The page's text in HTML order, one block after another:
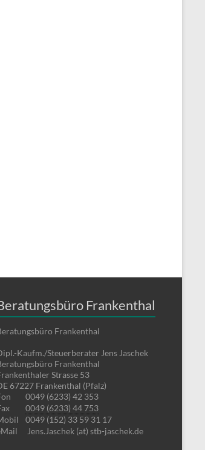
Frankenthal
Frankenthal
Kaufm./Steuerberater Jens Jaschek
Frankenthal
Strasse 53
67227 Frankenthal (Pfalz)
0049 (6233) 42 353
0049 (6233) 44 753
0049 (152) 33 59 31 17
Jens.Jaschek (at) stb-jaschek.de